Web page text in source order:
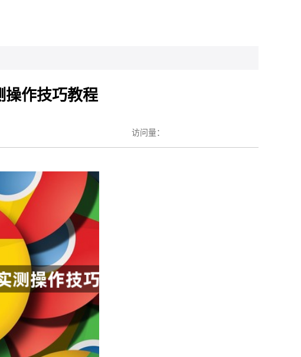
操作技巧教程
访问量：